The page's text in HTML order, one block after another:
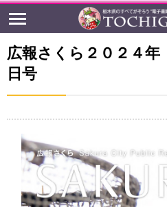
広報さくら２０２４年
日号